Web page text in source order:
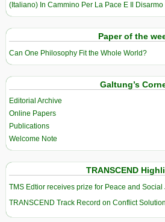
(Italiano) In Cammino Per La Pace E Il Disarmo
Paper of the
Can One Philosophy Fit the Whole World?
Galtung’s
Editorial Archive
Online Papers
Publications
Welcome Note
TRANSCEND
TMS Edtior receives prize for Peace and Social
TRANSCEND Track Record on Conflict